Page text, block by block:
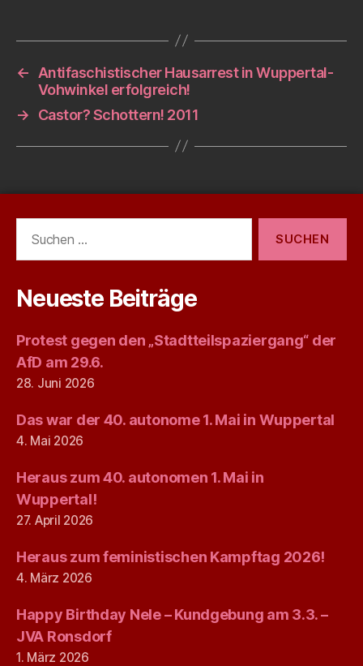
←
Antifaschistischer Hausarrest in Wuppertal-
Vohwinkel erfolgreich!
→
Castor? Schottern! 2011
nach:
Neueste Beiträge
Protest gegen den „Stadtteilspaziergang“ der
AfD am 29.6.
28. Juni 2026
Das war der 40. autonome 1. Mai in Wuppertal
4. Mai 2026
Heraus zum 40. autonomen 1. Mai in
Wuppertal!
27. April 2026
Heraus zum feministischen Kampftag 2026!
4. März 2026
Happy Birthday Nele – Kundgebung am 3.3. –
JVA Ronsdorf
1. März 2026